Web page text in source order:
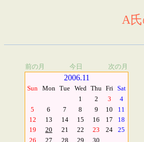
A
前の月 今日 次の月
2006.11
Sun Mon Tue Wed Thu Fri Sat
1
2 3
4
5
6 7 8 9 10
11
12
13 14 15 16 17
18
19
20 21 22 23 24
25
26
27 28 29 30